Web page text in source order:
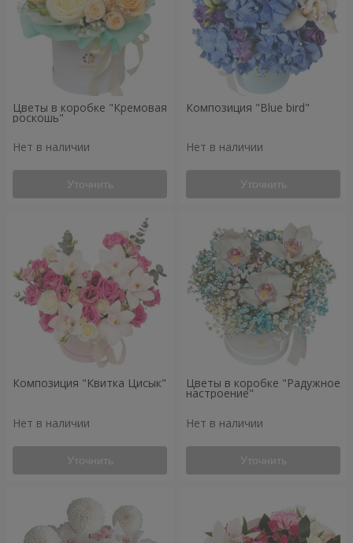
Цветы в коробке "Кремовая
роскошь"
Нет в наличии
Уточнить
Композиция "Blue bird"
Нет в наличии
Уточнить
Композиция "Квитка Цисык"
Нет в наличии
Уточнить
Цветы в коробке "Радужное
настроение"
Нет в наличии
Уточнить